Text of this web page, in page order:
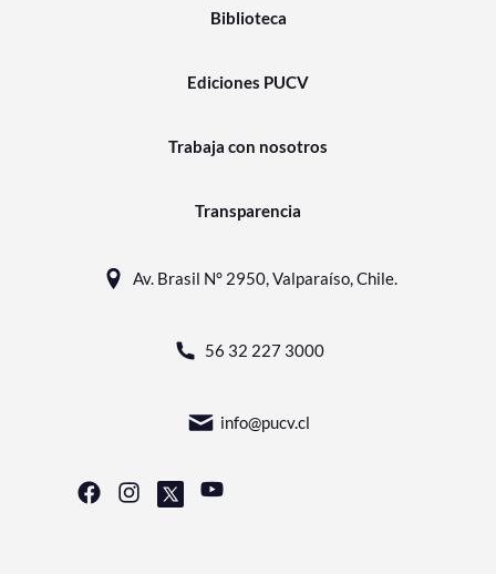
Biblioteca
Ediciones PUCV
Trabaja con nosotros
Transparencia
Av. Brasil N° 2950, Valparaíso, Chile.
56 32 227 3000
info@pucv.cl